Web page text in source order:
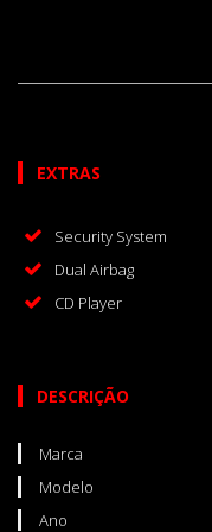
EXTRAS
Security System
Dual Airbag
CD Player
DESCRIÇÃO
Marca
Modelo
Ano